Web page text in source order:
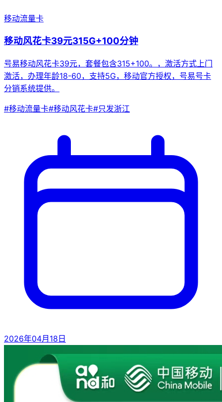
移动流量卡
移动风花卡39元315G+100分钟
号易移动风花卡39元，套餐包含315+100。，激活方式上门
激活，办理年龄18-60，支持5G，移动官方授权，号易号卡
分销系统提供。
#移动流量卡#移动风花卡#只发浙江
2026年04月18日